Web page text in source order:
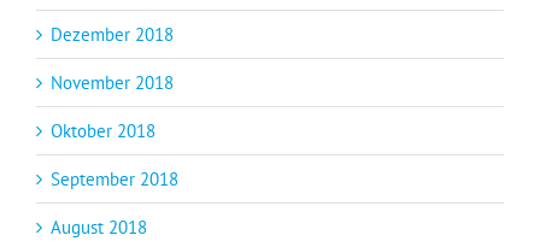
Dezember 2018
November 2018
Oktober 2018
September 2018
August 2018